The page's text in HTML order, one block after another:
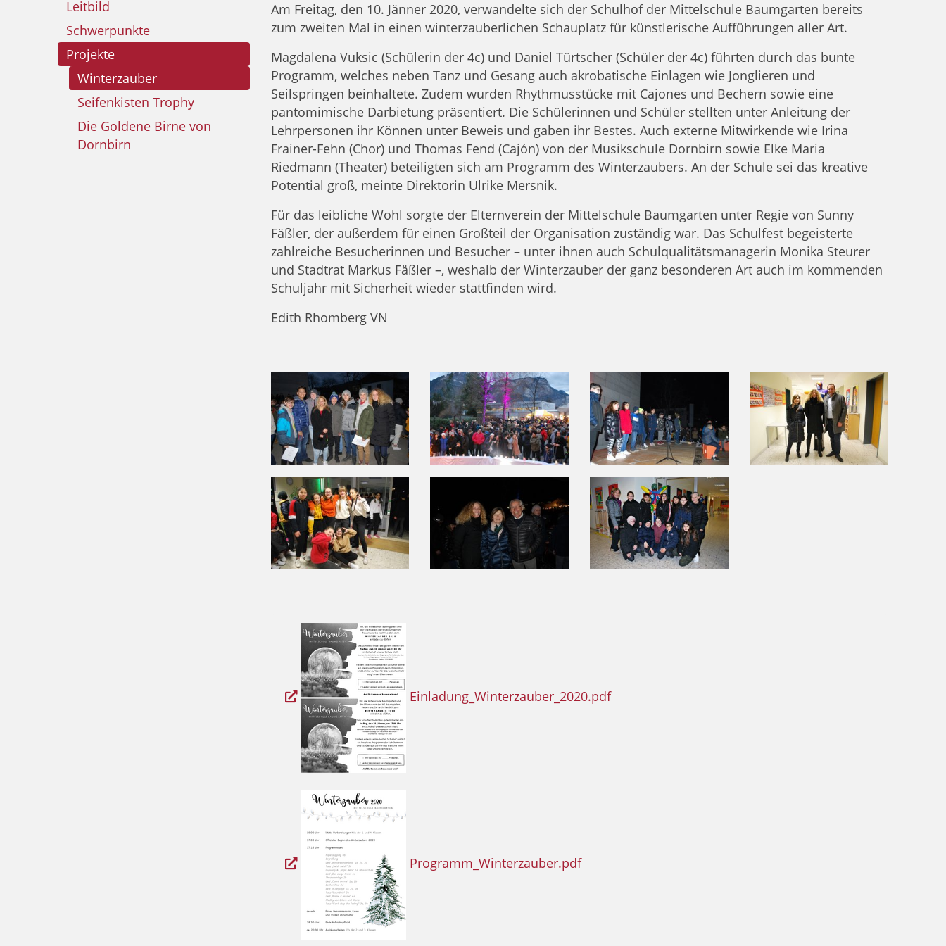
Am Freitag, den 10. Jänner 2020, verwandelte sich der Schulhof der Mittelschule Baumgarten bereits
zum zweiten Mal in einen winterzauberlichen Schauplatz für künstlerische Aufführungen aller Art.
Magdalena Vuksic (Schülerin der 4c) und Daniel Türtscher (Schüler der 4c) führten durch das bunte
Programm, welches neben Tanz und Gesang auch akrobatische Einlagen wie Jonglieren und
Seilspringen beinhaltete. Zudem wurden Rhythmusstücke mit Cajones und Bechern sowie eine
pantomimische Darbietung präsentiert. Die Schülerinnen und Schüler stellten unter Anleitung der
Lehrpersonen ihr Können unter Beweis und gaben ihr Bestes. Auch externe Mitwirkende wie Irina
Frainer-Fehn (Chor) und Thomas Fend (Cajón) von der Musikschule Dornbirn sowie Elke Maria
Riedmann (Theater) beteiligten sich am Programm des Winterzaubers. An der Schule sei das kreative
Potential groß, meinte Direktorin Ulrike Mersnik.
Für das leibliche Wohl sorgte der Elternverein der Mittelschule Baumgarten unter Regie von Sunny
Fäßler, der außerdem für einen Großteil der Organisation zuständig war. Das Schulfest begeisterte
zahlreiche Besucherinnen und Besucher – unter ihnen auch Schulqualitätsmanagerin Monika Steurer
und Stadtrat Markus Fäßler –, weshalb der Winterzauber der ganz besonderen Art auch im kommenden
Schuljahr mit Sicherheit wieder stattfinden wird.
Edith Rhomberg VN
Einladung_Winterzauber_2020.pdf
Programm_Winterzauber.pdf
Leitbild
Schwerpunkte
Projekte
Winterzauber
Seifenkisten Trophy
Die Goldene Birne von
Dornbirn